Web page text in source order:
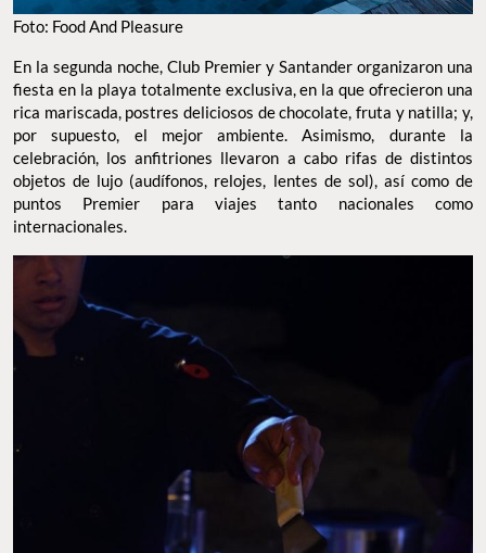
Foto: Food And Pleasure
En la segunda noche, Club Premier y Santander organizaron una
fiesta en la playa totalmente exclusiva, en la que ofrecieron una
rica mariscada, postres deliciosos de chocolate, fruta y natilla; y,
por supuesto, el mejor ambiente. Asimismo, durante la
celebración, los anfitriones llevaron a cabo rifas de distintos
objetos de lujo (audífonos, relojes, lentes de sol), así como de
puntos Premier para viajes tanto nacionales como
internacionales.